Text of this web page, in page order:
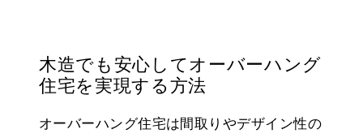
木造でも安心してオーバーハング
住宅を実現する方法
オーバーハング住宅は間取りやデザイン性の